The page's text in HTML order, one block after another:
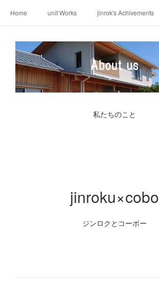
Home unit Works jinrok's Achivements
私たちのこと
jinroku×cobo
ジンロクとコーボー